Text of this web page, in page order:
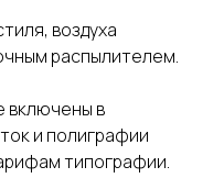
воздуха
распылителем.
включены в
и полиграфии
типографии.